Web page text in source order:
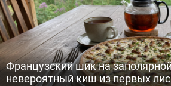
Французский шик на
невероятный киш из первых